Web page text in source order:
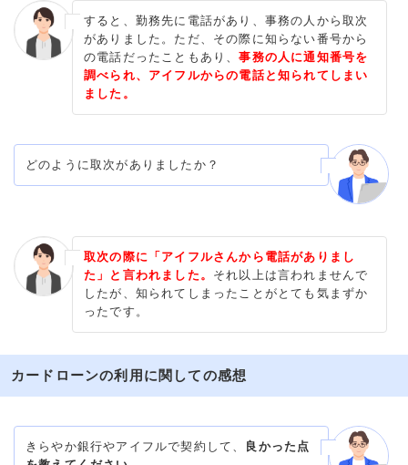
すると、勤務先に電話があり、事務の人から取次
がありました。ただ、その際に知らない番号から
の電話だったこともあり、事務の人に通知番号を
調べられ、アイフルからの電話と知られてしまい
ました。
どのように取次がありましたか？
取次の際に「アイフルさんから電話がありまし
た」と言われました。 それ以上は言われませんで
したが、知られてしまったことがとても気まずか
ったです。
カードローンの利用に関しての感想
きらやか銀行やアイフルで契約して、
良かった点